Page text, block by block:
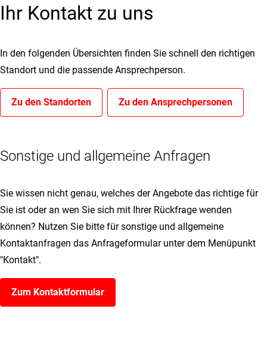
Ihr Kontakt zu uns
In den folgenden Übersichten finden Sie schnell den richtigen
Standort und die passende Ansprechperson.
Zu den Standorten Zu den Ansprechpersonen
Sonstige und allgemeine Anfragen
Sie wissen nicht genau, welches der Angebote das richtige für
Sie ist oder an wen Sie sich mit Ihrer Rückfrage wenden
können? Nutzen Sie bitte für sonstige und allgemeine
Kontaktanfragen das Anfrageformular unter dem Menüpunkt
"Kontakt".
Zum Kontaktformular